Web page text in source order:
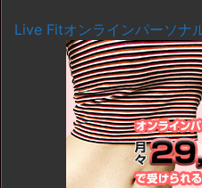
Live Fitオンラインパーソナ